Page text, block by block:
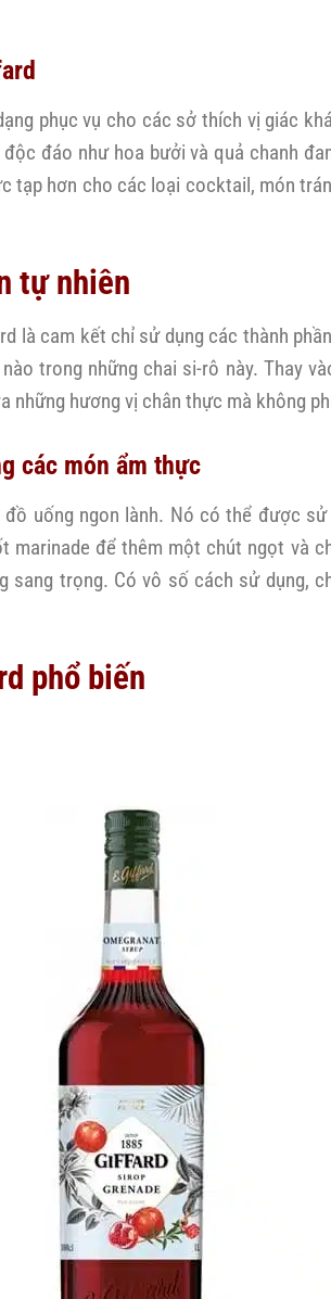
phục vụ cho các sở thích vị giác
đáo như hoa bưởi và quả chanh
tạp hơn cho các loại cocktail, món
tự nhiên
là cam kết chỉ sử dụng các thành
trong những chai si-rô này. Thay
hương vị chân thực mà không
các món ẩm thực
uống ngon lành. Nó có thể được
để thêm một chút ngọt và
trọng. Có vô số cách sử dụng,
phổ biến